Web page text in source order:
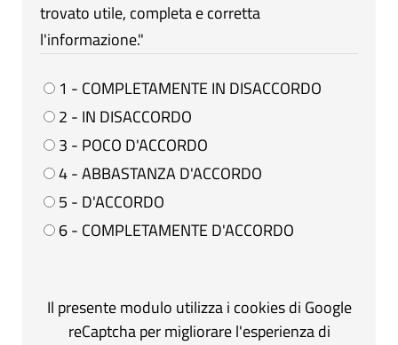
trovato utile, completa e corretta
l'informazione."
1 - COMPLETAMENTE IN DISACCORDO
2 - IN DISACCORDO
3 - POCO D'ACCORDO
4 - ABBASTANZA D'ACCORDO
5 - D'ACCORDO
6 - COMPLETAMENTE D'ACCORDO
Il presente modulo utilizza i cookies di Google
reCaptcha per migliorare l'esperienza di